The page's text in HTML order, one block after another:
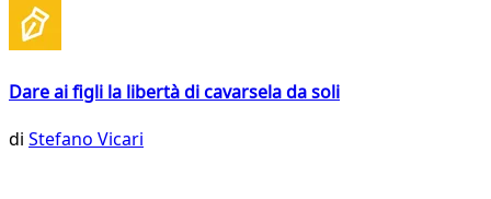
Dare ai figli la libertà di cavarsela da soli
di Stefano Vicari